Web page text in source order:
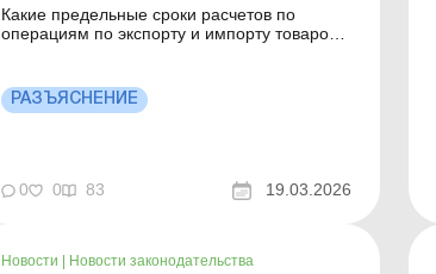
Какие предельные сроки расчетов по
операциям по экспорту и импорту товаров
контроль экспортно-импортных операций и
разницы по налогу на прибыль ВЭД-пеня
РАЗЪЯСНЕНИЕ
0 0 83 19.03.2026
Новости Новости законодательства